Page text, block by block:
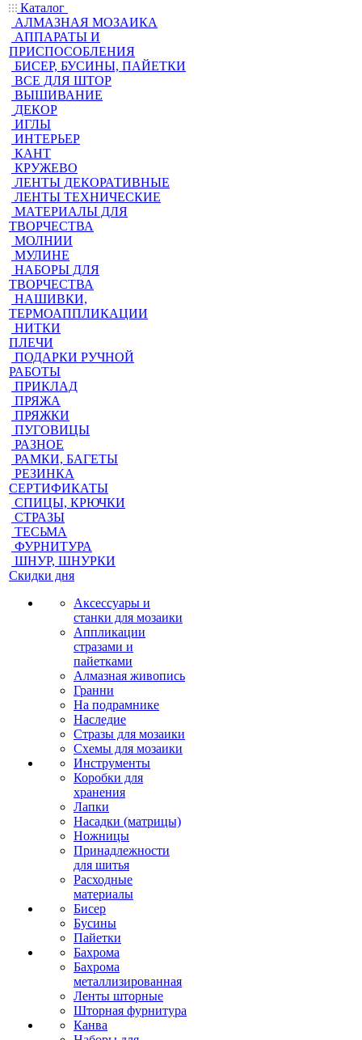
Каталог
АЛМАЗНАЯ МОЗАИКА
АППАРАТЫ И
ПРИСПОСОБЛЕНИЯ
БИСЕР, БУСИНЫ, ПАЙЕТКИ
ВСЕ ДЛЯ ШТОР
ВЫШИВАНИЕ
ДЕКОР
ИГЛЫ
ИНТЕРЬЕР
КАНТ
КРУЖЕВО
ЛЕНТЫ ДЕКОРАТИВНЫЕ
ЛЕНТЫ ТЕХНИЧЕСКИЕ
МАТЕРИАЛЫ ДЛЯ
ТВОРЧЕСТВА
МОЛНИИ
МУЛИНЕ
НАБОРЫ ДЛЯ
ТВОРЧЕСТВА
НАШИВКИ,
ТЕРМОАППЛИКАЦИИ
НИТКИ
ПЛЕЧИ
ПОДАРКИ РУЧНОЙ
РАБОТЫ
ПРИКЛАД
ПРЯЖА
ПРЯЖКИ
ПУГОВИЦЫ
РАЗНОЕ
РАМКИ, БАГЕТЫ
РЕЗИНКА
СЕРТИФИКАТЫ
СПИЦЫ, КРЮЧКИ
СТРАЗЫ
ТЕСЬМА
ФУРНИТУРА
ШНУР, ШНУРКИ
Скидки дня
Аксессуары и
станки для мозаики
Аппликации
стразами и
пайетками
Алмазная живопись
Гранни
На подрамнике
Наследие
Стразы для мозаики
Схемы для мозаики
Инструменты
Коробки для
хранения
Лапки
Насадки (матрицы)
Ножницы
Принадлежности
для шитья
Расходные
материалы
Бисер
Бусины
Пайетки
Бахрома
Бахрома
металлизированная
Ленты шторные
Шторная фурнитура
Канва